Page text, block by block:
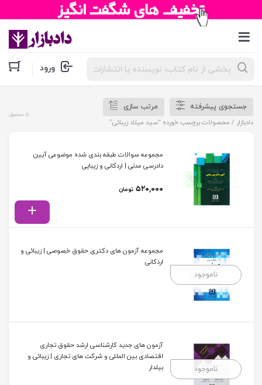
جستجوی
محصولات ورود
جستجوی پیشرفته
مرتب سازی
دادبازار / محصولات برچسب خورده “سید میلاد زیبائی”
5 محصول
مجموعه سوالات طبقه بندی شده موضوعی آیین
دادرسی مدنی | اردکانی و زیبایی
۵۲۰,۰۰۰ تومان
ناموجود
مجموعه آزمون های دکتری حقوق خصوصی | زیبائی و
اردکانی
ناموجود
آزمون های جدید کارشناسی ارشد حقوق تجاری
اقتصادی بین المللی و شرکت های تجاری | زیبائی و
بیلدار